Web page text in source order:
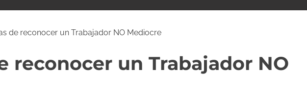
de reconocer un Trabajador NO Mediocre
reconocer un Trabajador NO